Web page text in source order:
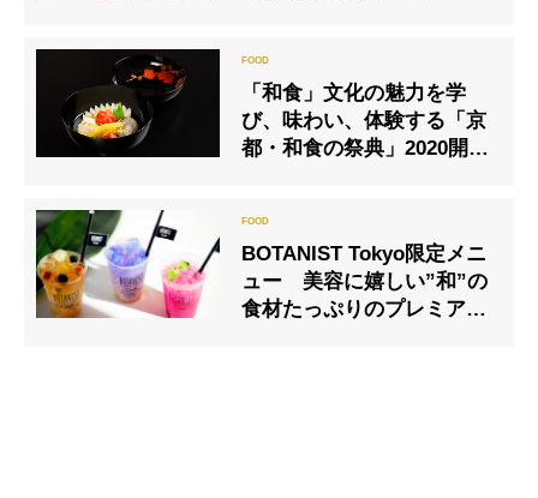
「和食」文化の魅力を学
び、味わい、体験する「京
都・和食の祭典」2020開
BOTANIST Tokyo限定メニ
ュー 美容に嬉しい”和”の
食材たっぷりのプレミアム